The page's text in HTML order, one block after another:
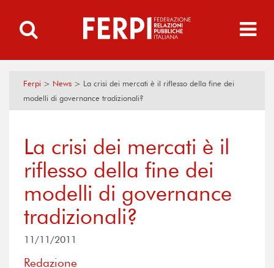
Ferpi > News > La crisi dei mercati è il riflesso della fine dei
modelli di governance tradizionali?
La crisi dei mercati è il
riflesso della fine dei
modelli di governance
tradizionali?
11/11/2011
Redazione